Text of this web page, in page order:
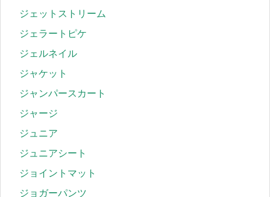
ジェットストリーム
ジェラートピケ
ジェルネイル
ジャケット
ジャンパースカート
ジャージ
ジュニア
ジュニアシート
ジョイントマット
ジョガーパンツ